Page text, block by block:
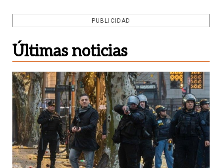
PUBLICIDAD
Últimas noticias